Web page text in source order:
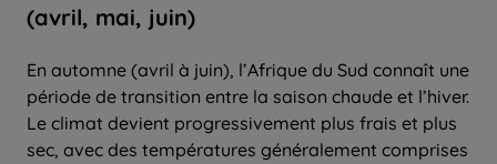
(avril, mai, juin)
En automne (avril à juin), l’Afrique du Sud connaît une
période de transition entre la saison chaude et l’hiver.
Le climat devient progressivement plus frais et plus
sec, avec des températures généralement comprises